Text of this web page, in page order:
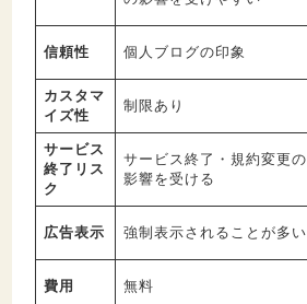
信頼性 個人ブログの印象
カスタマ
イズ性
制限あり
サービス
終了リス
ク
サービス終了・規約変更の
影響を受ける
広告表示 強制表示されることが多い
費用 無料